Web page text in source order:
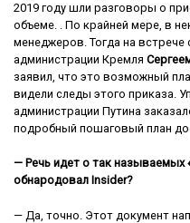
2019 году шли разговоры о
объеме. . По крайней мере, в
менеджеров. Тогда на встрече
администрации Кремля
заявил, что это возможный
видели следы этого приказа.
администрации Путина
подробный пошаговый план
— Речь идет о так называемых
обнародовал Insider?
— Да, точно. Этот документ